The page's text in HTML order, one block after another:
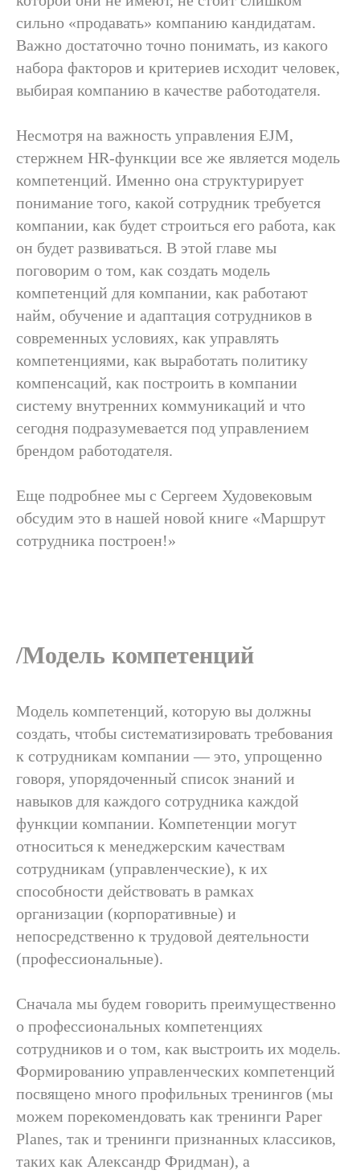
сильно «продавать» компанию кандидатам.
Важно достаточно точно понимать, из какого
набора факторов и критериев исходит человек,
выбирая компанию в качестве работодателя.
Несмотря на важность управления EJM,
стержнем HR-функции все же является модель
компетенций. Именно она структурирует
понимание того, какой сотрудник требуется
компании, как будет строиться его работа, как
он будет развиваться. В этой главе мы
поговорим о том, как создать модель
компетенций для компании, как работают
найм, обучение и адаптация сотрудников в
современных условиях, как управлять
компетенциями, как выработать политику
компенсаций, как построить в компании
систему внутренних коммуникаций и что
сегодня подразумевается под управлением
брендом работодателя.
Еще подробнее мы с Сергеем Худовековым
обсудим это в нашей новой книге «Маршрут
сотрудника построен!»
/Модель компетенций
Модель компетенций, которую вы должны
создать, чтобы систематизировать требования
к сотрудникам компании — это, упрощенно
говоря, упорядоченный список знаний и
навыков для каждого сотрудника каждой
функции компании. Компетенции могут
относиться к менеджерским качествам
сотрудникам (управленческие), к их
способности действовать в рамках
организации (корпоративные) и
непосредственно к трудовой деятельности
(профессиональные).
Сначала мы будем говорить преимущественно
о профессиональных компетенциях
сотрудников и о том, как выстроить их модель.
Формированию управленческих компетенций
посвящено много профильных тренингов (мы
можем порекомендовать как тренинги Paper
Planes, так и тренинги признанных классиков,
таких как Александр Фридман), а